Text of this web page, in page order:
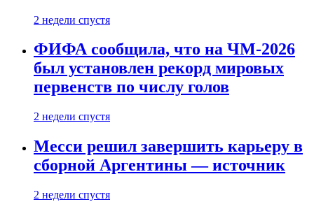
2 недели спустя
ФИФА сообщила, что на ЧМ-2026
был установлен рекорд мировых
первенств по числу голов
2 недели спустя
Месси решил завершить карьеру в
сборной Аргентины — источник
2 недели спустя